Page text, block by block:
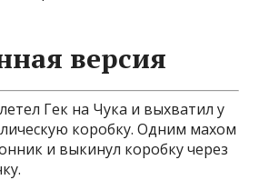
версия
Гек на Чука и выхватил у
коробку. Одним махом
и выкинул коробку через